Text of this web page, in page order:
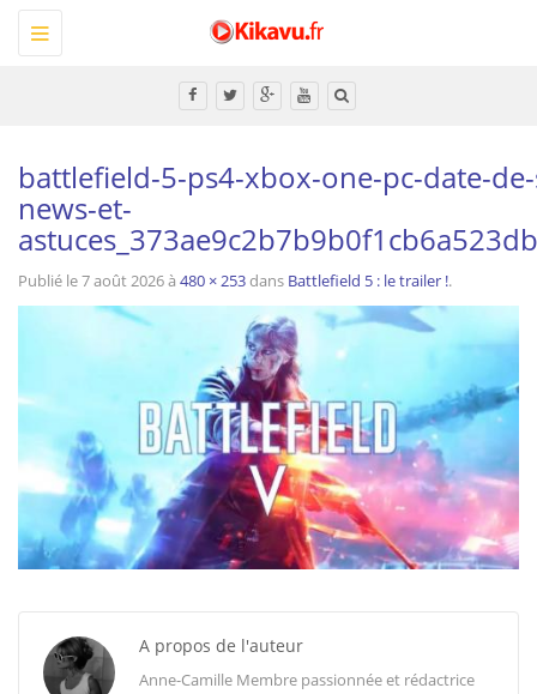
Toggle
navigation
battlefield-5-ps4-xbox-one-pc-date-
news-et-
Publié le7 août 2026à 480 × 253dans Battlefield 5 : le trailer !.
A propos de l'auteur
Anne-Camille Membre passionnée et rédactrice